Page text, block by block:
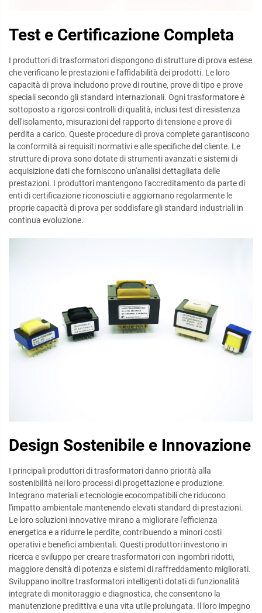
Test e Certificazione Completa
I produttori di trasformatori dispongono di strutture di prova estese
che verificano le prestazioni e l'affidabilità dei prodotti. Le loro
capacità di prova includono prove di routine, prove di tipo e prove
speciali secondo gli standard internazionali. Ogni trasformatore è
sottoposto a rigorosi controlli di qualità, inclusi test di resistenza
dell'isolamento, misurazioni del rapporto di tensione e prove di
perdita a carico. Queste procedure di prova complete garantiscono
la conformità ai requisiti normativi e alle specifiche del cliente. Le
strutture di prova sono dotate di strumenti avanzati e sistemi di
acquisizione dati che forniscono un'analisi dettagliata delle
prestazioni. I produttori mantengono l'accreditamento da parte di
enti di certificazione riconosciuti e aggiornano regolarmente le
proprie capacità di prova per soddisfare gli standard industriali in
continua evoluzione.
Design Sostenibile e Innovazione
I principali produttori di trasformatori danno priorità alla
sostenibilità nei loro processi di progettazione e produzione.
Integrano materiali e tecnologie ecocompatibili che riducono
l'impatto ambientale mantenendo elevati standard di prestazioni.
Le loro soluzioni innovative mirano a migliorare l'efficienza
energetica e a ridurre le perdite, contribuendo a minori costi
operativi e benefici ambientali. Questi produttori investono in
ricerca e sviluppo per creare trasformatori con ingombri ridotti,
maggiore densità di potenza e sistemi di raffreddamento migliorati.
Sviluppano inoltre trasformatori intelligenti dotati di funzionalità
integrate di monitoraggio e diagnostica, che consentono la
manutenzione predittiva e una vita utile prolungata. Il loro impegno